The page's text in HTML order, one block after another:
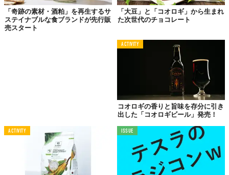
しかも、“食のオスカー”とも言われる「Great Taste Awards」を
受賞した名品でもあります。贅沢な味わいもお墨付きのようで
す。
といえるチョコ。プレゼントすれば、喜ば
「奇跡の素材・酒粕」を再生するサ
ステイナブルな食ブランドが先行販
売スタート
「大豆」と「コオロギ」から生まれ
た次世代のチョコレート
ACTIVITY
コオロギの香りと旨味を存分に引き
出した「コオロギビール」発売！
ACTIVITY ISSUE